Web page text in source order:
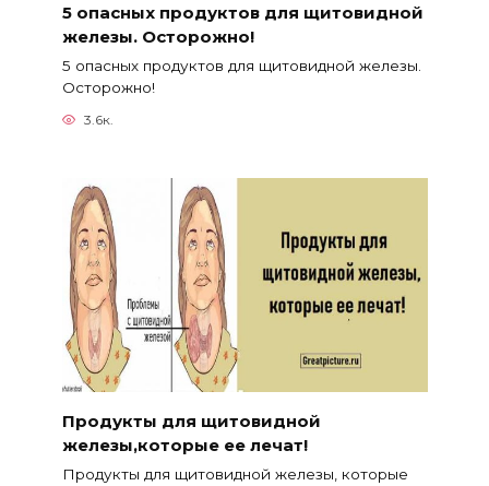
5 опасных продуктов для щитовидной
железы. Осторожно!
5 опасных продуктов для щитовидной железы.
Осторожно!
3.6к.
Продукты для щитовидной
железы,которые ее лечат!
Продукты для щитовидной железы, которые